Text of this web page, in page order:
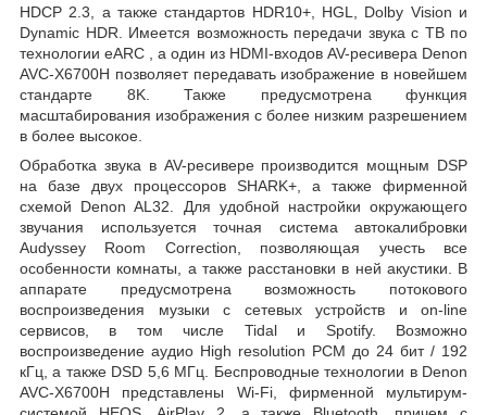
HDCP 2.3, а также стандартов HDR10+, HGL, Dolby Vision и
Dynamic HDR. Имеется возможность передачи звука с ТВ по
технологии eARC , а один из HDMI-входов AV-ресивера Denon
AVC-X6700H позволяет передавать изображение в новейшем
стандарте 8K. Также предусмотрена функция
масштабирования изображения с более низким разрешением
в более высокое.
Обработка звука в AV-ресивере производится мощным DSP
на базе двух процессоров SHARK+, а также фирменной
схемой Denon AL32. Для удобной настройки окружающего
звучания используется точная система автокалибровки
Audyssey Room Correction, позволяющая учесть все
особенности комнаты, а также расстановки в ней акустики. В
аппарате предусмотрена возможность потокового
воспроизведения музыки с сетевых устройств и on-line
сервисов, в том числе Tidal и Spotify. Возможно
воспроизведение аудио High resolution PCM до 24 бит / 192
кГц, а также DSD 5,6 МГц. Беспроводные технологии в Denon
AVC-X6700H представлены Wi-Fi, фирменной мультирум-